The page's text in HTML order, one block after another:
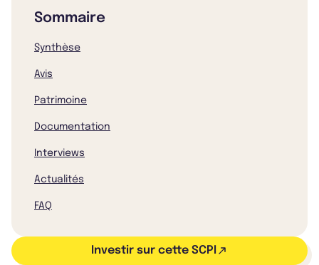
Sommaire
Synthèse
Avis
Patrimoine
Documentation
Interviews
Actualités
FAQ
Investir sur cette SCPI